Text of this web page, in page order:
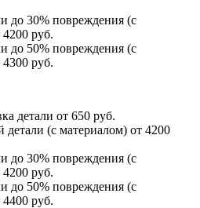
до 30% повреждения (с
руб.
до 50% повреждения (с
руб.
детали от 650 руб.
детали (с материалом) от 4200
до 30% повреждения (с
руб.
до 50% повреждения (с
руб.